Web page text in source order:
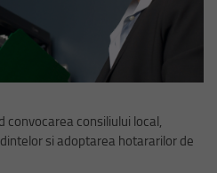
convocarea consiliului local,
si adoptarea hotararilor de